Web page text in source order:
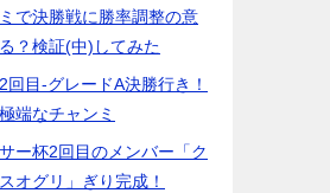
で決勝戦に勝率調整の意
？検証(中)してみた
回目-グレードA決勝行き！
端なチャンミ
ー杯2回目のメンバー「ク
オグリ」ぎり完成！